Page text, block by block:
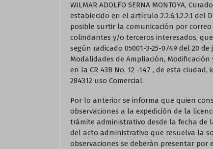
WILMAR ADOLFO SERNA MONTOYA,
establecido en el artículo 2.2.6.1.2.2.1 del
posible surtir la comunicación por
colindantes y/o terceros interesados, que
según radicado 05001-3-25-0749 del 20
Modalidades de Ampliación,
en la CR 43B No. 12 -147 , de esta
284312 uso Comercial.
Por lo anterior se informa que quien
observaciones a la expedición de la
trámite administrativo desde la fecha de
del acto administrativo que resuelva la
observaciones se deberán presentar